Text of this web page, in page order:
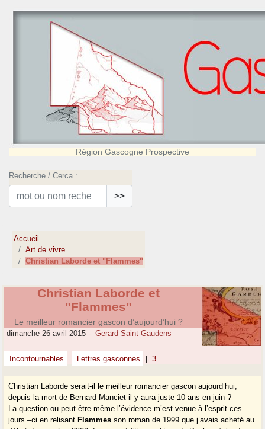
Région Gascogne Prospective
Recherche / Cerca :
>>
Accueil
Art de vivre
Christian Laborde et "Flammes"
Christian Laborde et
"Flammes"
Le meilleur romancier gascon d’aujourd’hui ?
dimanche 26 avril 2015 - Gerard Saint-Gaudens
Incontournables Lettres gasconnes 3
Christian Laborde serait-il le meilleur romancier gascon aujourd’hui,
depuis la mort de Bernard Manciet il y aura juste 10 ans en juin ?
La question ou peut-être même l’évidence m’est venue à l’esprit ces
jours –ci en relisant Flammes son roman de 1999 que j’avais acheté au